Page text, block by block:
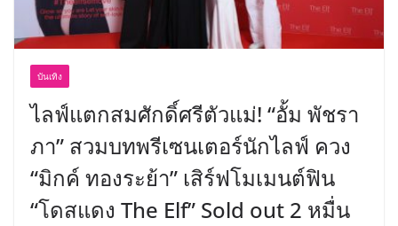
บันเทิง
ไลฟ์แตกสมศักดิ์ศรีตัวแม่! “อั้ม พัชรา
ภา” สวมบทพรีเซนเตอร์นักไลฟ์ ควง
“มิกค์ ทองระย้า” เสิร์ฟโมเมนต์ฟิน
“โดสแดง The Elf” Sold out 2 หมื่น